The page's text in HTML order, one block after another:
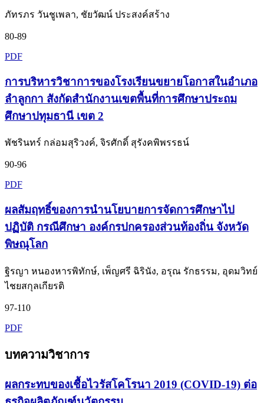
ภัทรภร วันชูเพลา, ชัยวัฒน์ ประสงค์สร้าง
80-89
PDF
การบริหารวิชาการของโรงเรียนขยายโอกาสในอำเภอ
ลำลูกกา สังกัดสำนักงานเขตพื้นที่การศึกษาประถม
ศึกษาปทุมธานี เขต 2
พัชรินทร์ กล่อมสุริวงค์, จิรศักดิ์ สุรังคพิพรรธน์
90-96
PDF
ผลสัมฤทธิ์ของการนำนโยบายการจัดการศึกษาไป
ปฏิบัติ กรณีศึกษา องค์กรปกครองส่วนท้องถิ่น จังหวัด
พิษณุโลก
ฐิรญา หนองหารพิทักษ์, เพ็ญศรี ฉิรินัง, อรุณ รักธรรม, อุดมวิทย์
ไชยสกุลเกียรติ
97-110
PDF
บทความวิชาการ
ผลกระทบของเชื้อไวรัสโคโรนา 2019 (COVID-19) ต่อ